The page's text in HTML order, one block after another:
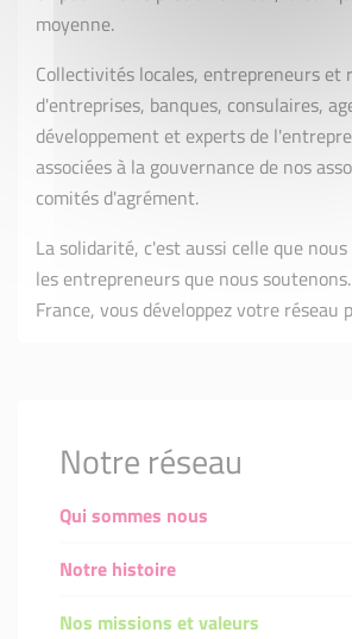
moyenne.
Collectivités locales, entrepreneurs et
d'entreprises, banques, consulaires,
développement et experts de
associées à la gouvernance de nos
comités d'agrément.
La solidarité, c'est aussi celle que
les entrepreneurs que nous
France, vous développez votre réseau
Notre réseau
Qui sommes nous
Notre histoire
Nos missions et valeurs